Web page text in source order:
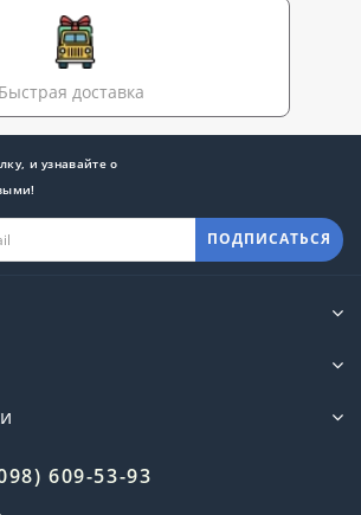
Быстрая доставка
и узнавайте о
ПОДПИСАТЬСЯ
609-53-93